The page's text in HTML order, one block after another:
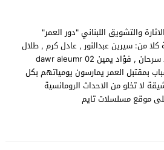
والتشويق اللبناني "دور العمر"
كلا من: سيرين عبدالنور , عادل كرم , طلال
الجردي , نوال كامل , سعيد سرحان , فؤاد يمين dawr aleumr 02
بمقتبل العمر يمارسون يومياتهم بكل
لا تخلو من الاحداث الرومانسية
موقع مسلسلات تايم